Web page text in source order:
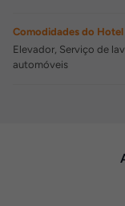
Comodidades do Hotel
Elevador, Serviço de
automóveis